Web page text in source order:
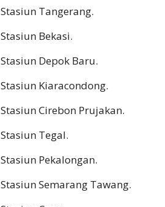
Stasiun Tangerang.
Stasiun Bekasi.
Stasiun Depok Baru.
Stasiun Kiaracondong.
Stasiun Cirebon Prujakan.
Stasiun Tegal.
Stasiun Pekalongan.
Stasiun Semarang Tawang.